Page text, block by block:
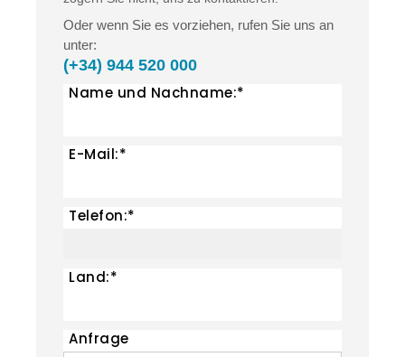
Oder wenn Sie es vorziehen, rufen Sie uns an
unter:
(+34) 944 520 000
Name und Nachname:*
E-Mail:*
Telefon:*
Land:*
Anfrage